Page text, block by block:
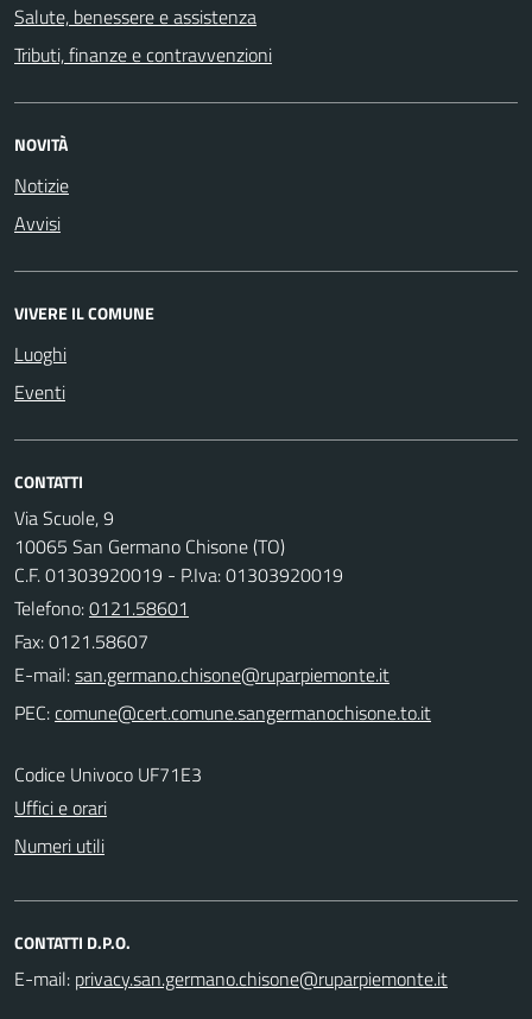
Salute, benessere e assistenza
Tributi, finanze e contravvenzioni
NOVITÀ
Notizie
Avvisi
VIVERE IL COMUNE
Luoghi
Eventi
CONTATTI
Via Scuole, 9
10065 San Germano Chisone (TO)
C.F. 01303920019 - P.Iva: 01303920019
Telefono:0121.58601
Fax: 0121.58607
E-mail:
PEC:
Codice Univoco UF71E3
Uffici e orari
Numeri utili
CONTATTI D.P.O.
E-mail: